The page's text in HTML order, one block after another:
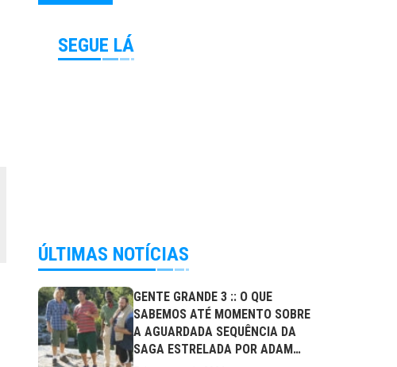
SEGUE LÁ
ÚLTIMAS NOTÍCIAS
GENTE GRANDE 3 :: O QUE
SABEMOS ATÉ MOMENTO SOBRE
A AGUARDADA SEQUÊNCIA DA
SAGA ESTRELADA POR ADAM